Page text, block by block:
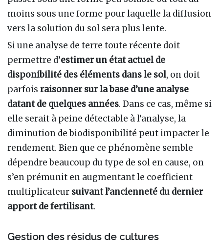
moins sous une forme pour laquelle la diffusion
vers la solution du sol sera plus lente.
Si une analyse de terre toute récente doit
permettre d’estimer un état actuel de
disponibilité des éléments dans le sol, on doit
parfois raisonner sur la base d’une analyse
datant de quelques années. Dans ce cas, même si
elle serait à peine détectable à l’analyse, la
diminution de biodisponibilité peut impacter le
rendement. Bien que ce phénomène semble
dépendre beaucoup du type de sol en cause, on
s’en prémunit en augmentant le coefficient
multiplicateur suivant l’ancienneté du dernier
apport de fertilisant.
Gestion des résidus de cultures